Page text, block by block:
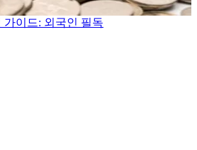
가이드: 외국인 필독